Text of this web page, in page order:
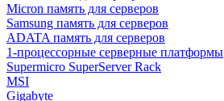
Micron память для серверов
Samsung память для серверов
ADATA память для серверов
1-процессорные серверные платформы
Supermicro SuperServer Rack
MSI
Gigabyte